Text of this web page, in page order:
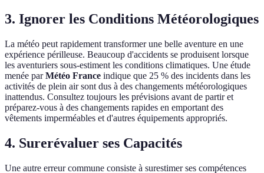
3. Ignorer les Conditions Météorologiques
La météo peut rapidement transformer une belle aventure en une
expérience périlleuse. Beaucoup d'accidents se produisent lorsque
les aventuriers sous-estiment les conditions climatiques. Une étude
menée parMétéo France indique que 25 % des incidents dans les
activités de plein air sont dus à des changements météorologiques
inattendus. Consultez toujours les prévisions avant de partir et
préparez-vous à des changements rapides en emportant des
vêtements imperméables et d'autres équipements appropriés.
4. Surerévaluer ses Capacités
Une autre erreur commune consiste à surestimer ses compétences